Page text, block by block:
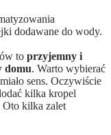
dodawane do wody.
to przyjemny i
domu. Warto wybierać
sens. Oczywiście
kilka kropel
Oto kilka zalet